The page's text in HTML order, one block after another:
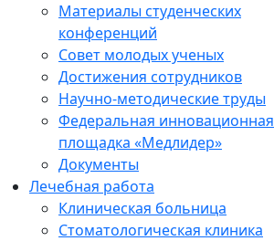
Материалы студенческих
конференций
Совет молодых ученых
Достижения сотрудников
Научно-методические труды
Федеральная инновационная
площадка «Медлидер»
Документы
Лечебная работа
Клиническая больница
Стоматологическая клиника